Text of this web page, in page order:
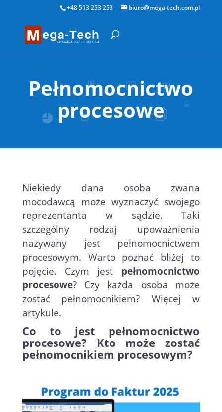
+48 513 253 253 biuro@mega-tech.com.pl
Pełnomocnictwo
procesowe
Niekiedy dana osoba zwana
mocodawcą może wyznaczyć swojego
reprezentanta w sądzie. Taki
szczególny rodzaj upoważnienia
nazywany jest pełnomocnictwem
procesowym. Warto poznać bliżej to
pojęcie. Czym jest pełnomocnictwo
procesowe? Czy każda osoba może
zostać pełnomocnikiem? Więcej w
artykule.
Co to jest pełnomocnictwo
procesowe? Kto może zostać
pełnomocnikiem procesowym?